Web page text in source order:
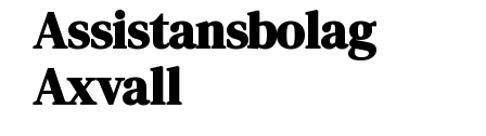
Assistansbolag
Axvall